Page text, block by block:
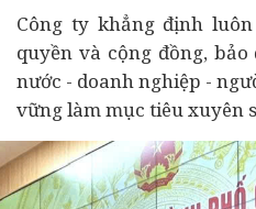
Công ty khẳng định
quyền và cộng đồng,
nước - doanh nghiệp -
vữnglàm mục tiêu xuyên